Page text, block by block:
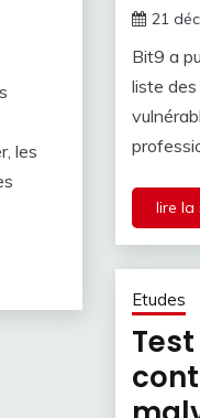
les
21
Bit9 a
liste
lire la
Etudes